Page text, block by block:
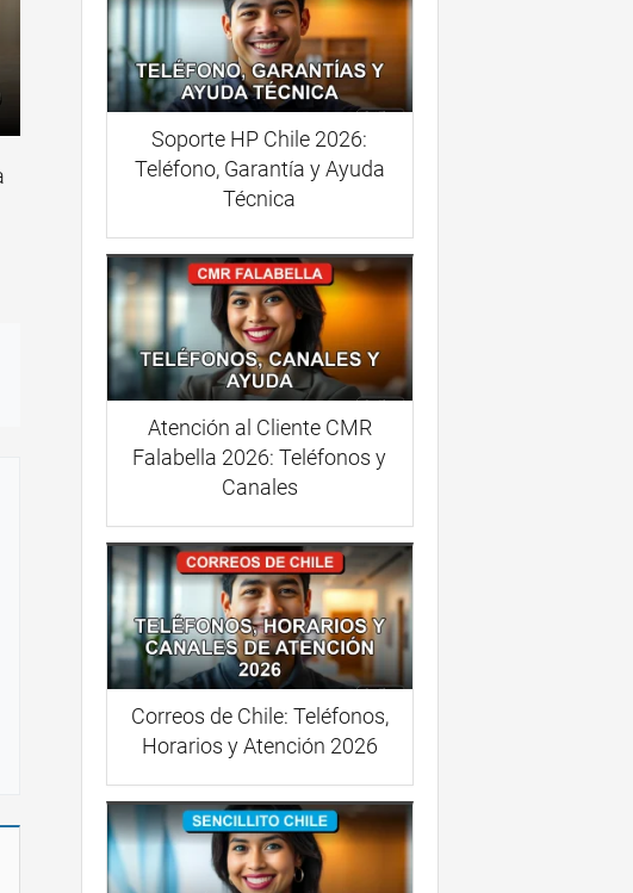
Soporte HP Chile 2026:
Teléfono, Garantía y Ayuda
Técnica
Atención al Cliente CMR
Falabella 2026: Teléfonos y
Canales
Correos de Chile: Teléfonos,
Horarios y Atención 2026